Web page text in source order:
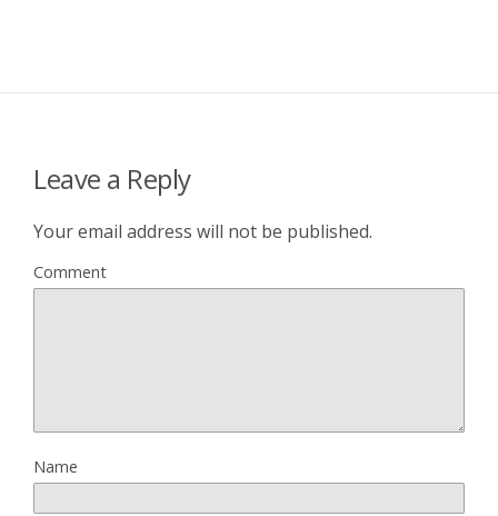
Leave a Reply
Your email address will not be published.
Comment
Name